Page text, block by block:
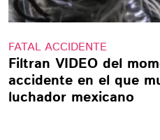
FATAL ACCIDENTE
Filtran VIDEO del
accidente en el que
luchador mexicano